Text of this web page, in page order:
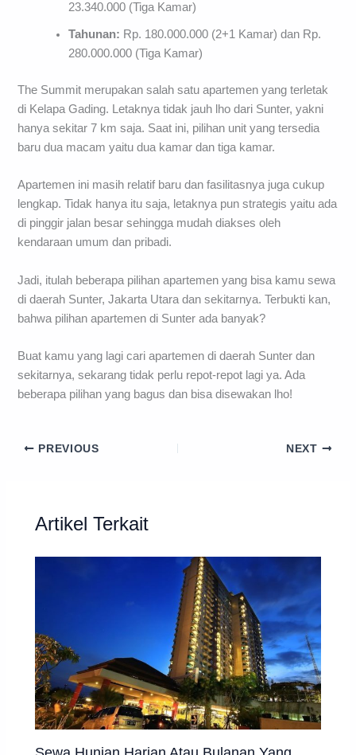
23.340.000 (Tiga Kamar)
Tahunan: Rp. 180.000.000 (2+1 Kamar) dan Rp.
280.000.000 (Tiga Kamar)
The Summit merupakan salah satu apartemen yang terletak
di Kelapa Gading. Letaknya tidak jauh lho dari Sunter, yakni
hanya sekitar 7 km saja. Saat ini, pilihan unit yang tersedia
baru dua macam yaitu dua kamar dan tiga kamar.
Apartemen ini masih relatif baru dan fasilitasnya juga cukup
lengkap. Tidak hanya itu saja, letaknya pun strategis yaitu ada
di pinggir jalan besar sehingga mudah diakses oleh
kendaraan umum dan pribadi.
Jadi, itulah beberapa pilihan apartemen yang bisa kamu sewa
di daerah Sunter, Jakarta Utara dan sekitarnya. Terbukti kan,
bahwa pilihan apartemen di Sunter ada banyak?
Buat kamu yang lagi cari apartemen di daerah Sunter dan
sekitarnya, sekarang tidak perlu repot-repot lagi ya. Ada
beberapa pilihan yang bagus dan bisa disewakan lho!
PREVIOUS NEXT
Artikel Terkait